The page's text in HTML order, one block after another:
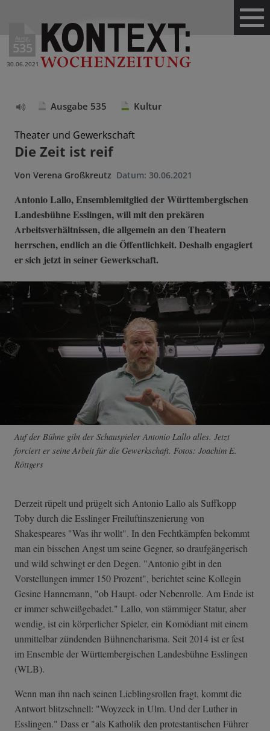
Ausg.
535
30.06.2021
vorlesen
Ausgabe 535 Kultur
Theater und Gewerkschaft
Die Zeit ist reif
Von Verena Großkreutz Datum: 30.06.2021
Antonio Lallo, Ensemblemitglied der Württembergischen
Landesbühne Esslingen, will mit den prekären
Arbeitsverhältnissen, die allgemein an den Theatern
herrschen, endlich an die Öffentlichkeit. Deshalb engagiert
er sich jetzt in seiner Gewerkschaft.
Auf der Bühne gibt der Schauspieler Antonio Lallo alles. Jetzt
forciert er seine Arbeit für die Gewerkschaft. Fotos: Joachim E.
Röttgers
Derzeit rüpelt und prügelt sich Antonio Lallo als Suffkopp
Toby durch die Esslinger Freiluftinszenierung von
Shakespeares "Was ihr wollt". In den Fechtkämpfen bekommt
man ein bisschen Angst um seine Gegner, so draufgängerisch
und wild schwingt er den Degen. "Antonio gibt in den
Vorstellungen immer 150 Prozent", berichtet seine Kollegin
Gesine Hannemann, "ob Haupt- oder Nebenrolle. Am Ende ist
er immer schweißgebadet." Lallo, von stämmiger Statur, aber
wendig, ist ein körperlicher Spieler, ein Komödiant mit einem
unmittelbar zündenden Bühnencharisma. Seit 2014 ist er fest
im Ensemble der Württembergischen Landesbühne Esslingen
(WLB).
Wenn man ihn nach seinen Lieblingsrollen fragt, kommt die
Antwort blitzschnell: "Woyzeck in Ulm. Und der Luther in
Esslingen." Dass er "als Katholik den protestantischen Führer